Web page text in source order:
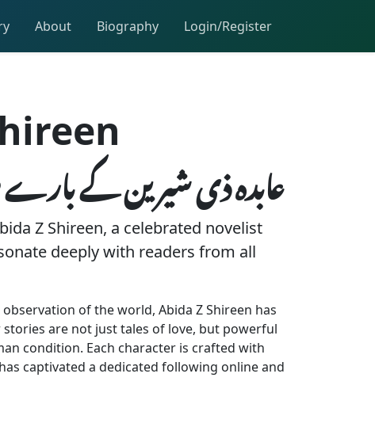
About Biography Login/Register
عابدہ ذی شیرین کے
Z Shireen, a celebrated novelist
deeply with readers from all
of the world, Abida Z Shireen has
are not just tales of love, but powerful
condition. Each character is crafted with
captivated a dedicated following online and